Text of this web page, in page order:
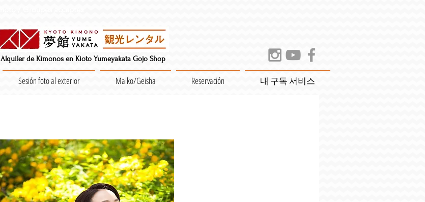
Alquiler de Kimonos en Kioto Yumeyakata Gojo Shop
Sesión foto al exterior Maiko/Geisha Reservación 내 구독 서비스